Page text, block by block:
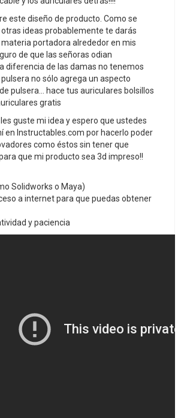
este diseño de producto. Como se
ideas probablemente te darás
portadora alrededor en mis
de que las señoras odian
diferencia de las damas no tenemos
no sólo agrega un aspecto
pulsera... hace tus auriculares bolsillos
gratis
guste mi idea y espero que ustedes
en Instructables.com por hacerlo poder
como éstos sin tener que
que mi producto sea 3d impreso!!
Solidworks o Maya)
a internet para que puedas obtener
y paciencia